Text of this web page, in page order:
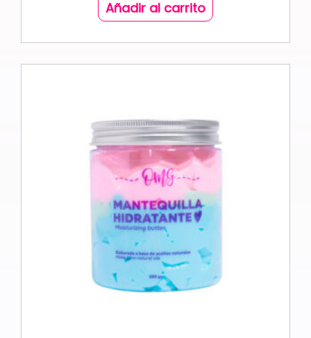
Añadir al carrito